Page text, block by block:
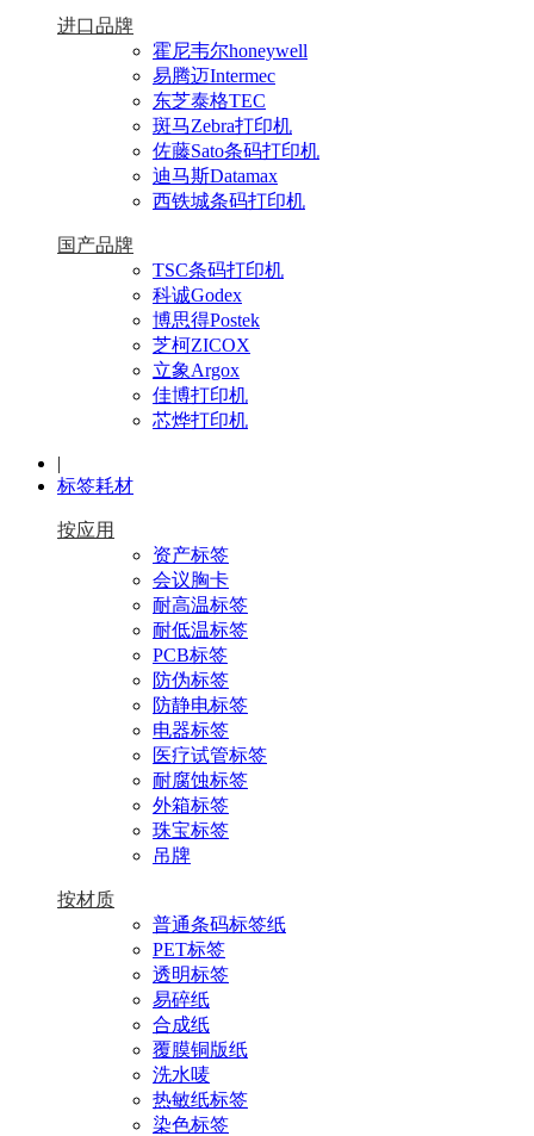
进口品牌
霍尼韦尔honeywell
易腾迈Intermec
东芝泰格TEC
斑马Zebra打印机
佐藤Sato条码打印机
迪马斯Datamax
西铁城条码打印机
国产品牌
TSC条码打印机
科诚Godex
博思得Postek
芝柯ZICOX
立象Argox
佳博打印机
芯烨打印机
|
标签耗材
按应用
资产标签
会议胸卡
耐高温标签
耐低温标签
PCB标签
防伪标签
防静电标签
电器标签
医疗试管标签
耐腐蚀标签
外箱标签
珠宝标签
吊牌
按材质
普通条码标签纸
PET标签
透明标签
易碎纸
合成纸
覆膜铜版纸
洗水唛
热敏纸标签
染色标签